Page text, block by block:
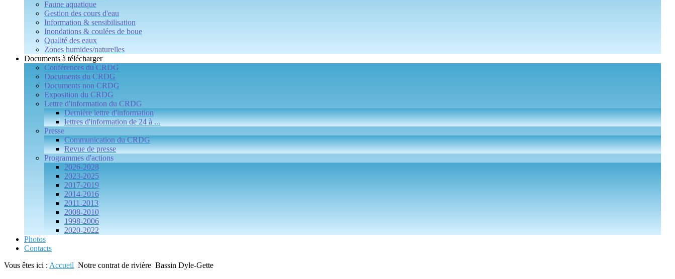
Faune aquatique
Gestion des cours d'eau
Information & sensibilisation
Inondations & coulées de boue
Qualité des eaux
Zones humides/naturelles
Documents à télécharger
Conférences du CRDG
Documents du CRDG
Documents non CRDG
Exposition du CRDG
Lettre d'information du CRDG
Dernière lettre d'information
lettres d'information de 24 à ...
Presse
Communication du CRDG
Revue de presse
Programmes d'actions
2026-2028
2023-2025
2017-2019
2014-2016
2011-2013
2008-2010
1998-2006
2020-2022
Photos
Contacts
Vous êtes ici : Accueil Notre contrat de rivière Bassin Dyle-Gette